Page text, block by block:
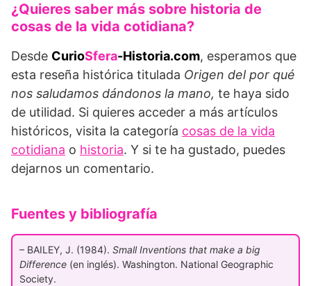
¿Quieres saber más sobre historia de
cosas de la vida cotidiana?
Desde CurioSfera-Historia.com, esperamos que
esta reseña histórica titulada Origen del por qué
nos saludamos dándonos la mano, te haya sido
de utilidad. Si quieres acceder a más artículos
históricos, visita la categoría cosas de la vida
cotidiana o historia. Y si te ha gustado, puedes
dejarnos un comentario.
Fuentes y bibliografía
– BAILEY, J. (1984). Small Inventions that make a big
Difference (en inglés). Washington. National Geographic
Society.